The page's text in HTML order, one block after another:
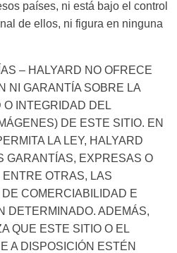
países, ni está bajo el control
de ellos, ni figura en ninguna
– HALYARD NO OFRECE
NI GARANTÍA SOBRE LA
INTEGRIDAD DEL
DE ESTE SITIO. EN
LA LEY, HALYARD
GARANTÍAS, EXPRESAS O
ENTRE OTRAS, LAS
COMERCIABILIDAD E
DETERMINADO. ADEMÁS,
QUE ESTE SITIO O EL
A DISPOSICIÓN ESTÉN